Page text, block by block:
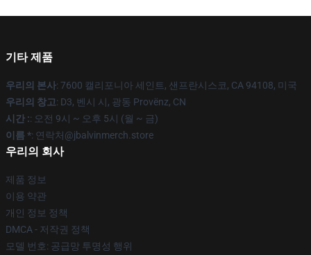
기타 제품
우리의 본사: 7600 캘리포니아 세인트, 샌프란시스코, CA 94108, 미국
우리의 창고: D3, 벤시 시, 광동 Provënz, CN
시간 :: 오전 9시 ~ 오후 5시 (월 ~ 금)
이름 *: 연락처@jbalvinmerch.store
우리의 회사
제품 정보
이용 약관
개인 정보 정책
DMCA - 저작권 정책
모델 번호: 공급망 투명성 행위